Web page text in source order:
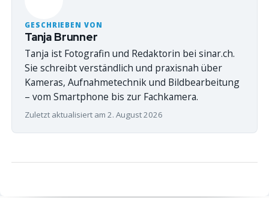
GESCHRIEBEN VON
Tanja Brunner
Tanja ist Fotografin und Redaktorin bei sinar.ch.
Sie schreibt verständlich und praxisnah über
Kameras, Aufnahmetechnik und Bildbearbeitung
– vom Smartphone bis zur Fachkamera.
Zuletzt aktualisiert am 2. August 2026